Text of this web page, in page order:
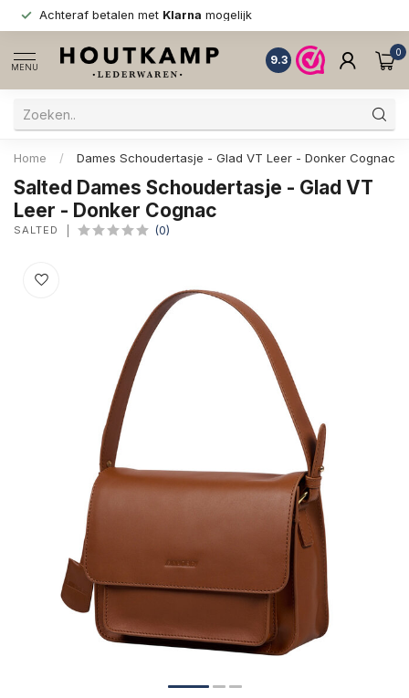
Achteraf betalen met Klarna mogelijk
MENU
9.3
0
Home / Dames Schoudertasje - Glad VT Leer - Donker Cognac
Salted Dames Schoudertasje - Glad VT
Leer - Donker Cognac
SALTED (0)